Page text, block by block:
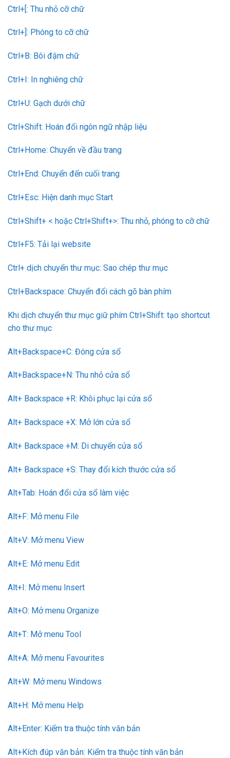
Ctrl+[: Thu nhỏ cỡ chữ
Ctrl+]: Phóng to cỡ chữ
Ctrl+B: Bôi đậm chữ
Ctrl+I: In nghiêng chữ
Ctrl+U: Gạch dưới chữ
Ctrl+Shift: Hoán đổi ngôn ngữ nhập liệu
Ctrl+Home: Chuyển về đầu trang
Ctrl+End: Chuyển đến cuối trang
Ctrl+Esc: Hiện danh mục Start
Ctrl+Shift+ < hoặc Ctrl+Shift+>: Thu nhỏ, phóng to cỡ chữ
Ctrl+F5: Tải lại website
Ctrl+ dịch chuyển thư mục: Sao chép thư mục
Ctrl+Backspace: Chuyển đổi cách gõ bàn phím
Khi dịch chuyển thư mục giữ phím Ctrl+Shift: tạo shortcut
cho thư mục
Alt+Backspace+C: Đóng cửa sổ
Alt+Backspace+N: Thu nhỏ cửa sổ
Alt+ Backspace +R: Khôi phục lại cửa sổ
Alt+ Backspace +X: Mở lớn cửa sổ
Alt+ Backspace +M: Di chuyển cửa sổ
Alt+ Backspace +S: Thay đổi kích thước cửa sổ
Alt+Tab: Hoán đổi cửa sổ làm việc
Alt+F: Mở menu File
Alt+V: Mở menu View
Alt+E: Mở menu Edit
Alt+I: Mở menu Insert
Alt+O: Mở menu Organize
Alt+T: Mở menu Tool
Alt+A: Mở menu Favourites
Alt+W: Mở menu Windows
Alt+H: Mở menu Help
Alt+Enter: Kiểm tra thuộc tính văn bản
Alt+Kích đúp văn bản: Kiểm tra thuộc tính văn bản